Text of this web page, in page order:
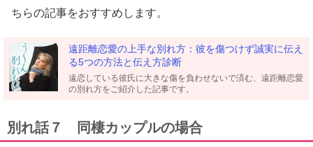
ちらの記事をおすすめします。
遠距離恋愛の上手な別れ方：彼を傷つけず誠実に伝え
る5つの方法と伝え方診断
遠恋している彼氏に大きな傷を負わせないで済む、遠距離恋愛
の別れ方をご紹介した記事です。
別れ話７ 同棲カップルの場合